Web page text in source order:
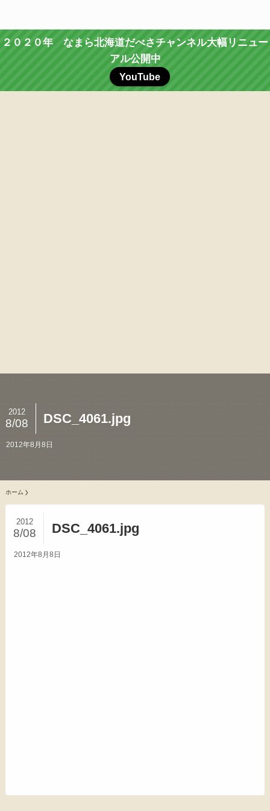
２０２０年 なまら北海道だべさチャンネル大幅リニュー
アル公開中
YouTube
DSC_4061.jpg
2012
8/08
2012年8月8日
ホーム
DSC_4061.jpg
2012
8/08
2012年8月8日